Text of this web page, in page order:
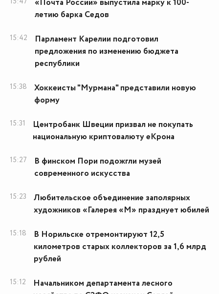
«Почта России» выпустила марку к 100-
летию барка Седов
15:42
Парламент Карелии подготовил
предложения по изменению бюджета
республики
15:38
Хоккеисты "Мурмана" представили новую
форму
15:31
Центробанк Швеции призвал не покупать
национальную криптовалюту еКрона
15:27
В финском Пори подожгли музей
современного искусства
15:23
Любительское объединение заполярных
художников «Галерея «М» празднует юбилей
15:18
В Норильске отремонтируют 12,5
километров старых коллекторов за 1,6 млрд
рублей
15:12
Начальником департамента лесного